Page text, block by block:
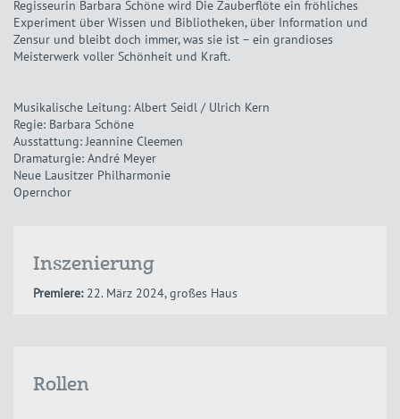
Regisseurin Barbara Schöne wird Die Zauberflöte ein fröhliches
Experiment über Wissen und Bibliotheken, über Information und
Zensur und bleibt doch immer, was sie ist – ein grandioses
Meisterwerk voller Schönheit und Kraft.
Musikalische Leitung: Albert Seidl / Ulrich Kern
Regie: Barbara Schöne
Ausstattung: Jeannine Cleemen
Dramaturgie: André Meyer
Neue Lausitzer Philharmonie
Opernchor
Inszenierung
Premiere:22. März 2024, großes Haus
Rollen